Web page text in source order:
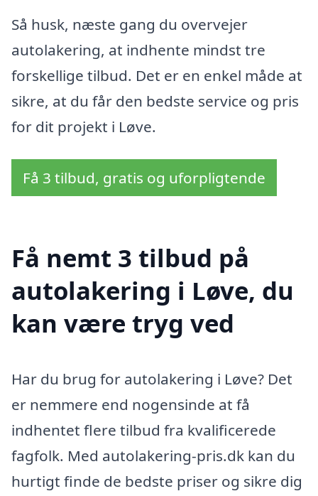
Så husk, næste gang du overvejer
autolakering, at indhente mindst tre
forskellige tilbud. Det er en enkel måde at
sikre, at du får den bedste service og pris
for dit projekt i Løve.
Få 3 tilbud, gratis og uforpligtende
Få nemt 3 tilbud på
autolakering i Løve, du
kan være tryg ved
Har du brug for autolakering i Løve? Det
er nemmere end nogensinde at få
indhentet flere tilbud fra kvalificerede
fagfolk. Med autolakering-pris.dk kan du
hurtigt finde de bedste priser og sikre dig